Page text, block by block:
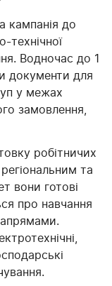
кампанія до
технічної
Водночас до 1
документи для
у межах
замовлення,
робітничих
та
вони готові
про навчання